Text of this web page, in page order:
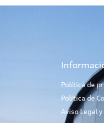
Política de
Política de
Aviso Legal